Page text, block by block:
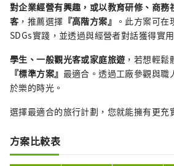
對企業經營有興趣，或以教育研修、商務
客 ，推薦選擇 『高階方案』 。此方案可
SDGs實踐，並透過與經營者對話獲得實用
學生、一般觀光客或家庭旅遊 ，若想輕鬆
『標準方案』 最適合。透過工廠參觀與職
於樂的時光。
選擇最適合的旅行計劃，您就能擁有更充
方案比較表